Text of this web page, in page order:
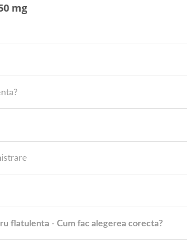
mg
flatulenta - Cum fac alegerea corecta?